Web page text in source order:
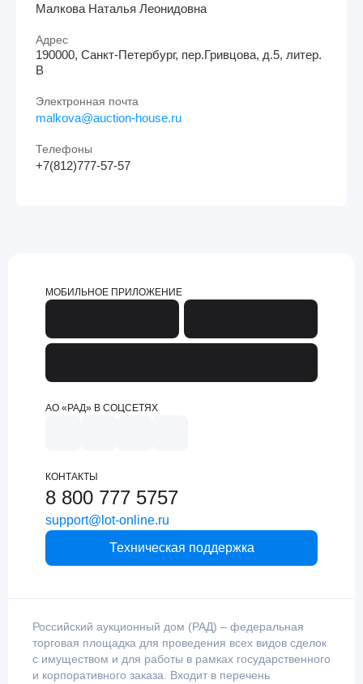
Малкова Наталья Леонидовна
Адрес
190000, Санкт-Петербург, пер.Гривцова, д.5, литер.
В
Электронная почта
malkova@auction-house.ru
Телефоны
+7(812)777-57-57
МОБИЛЬНОЕ ПРИЛОЖЕНИЕ
АО «РАД» В СОЦСЕТЯХ
КОНТАКТЫ
8 800 777 5757
support@lot-online.ru
Техническая поддержка
Российский аукционный дом (РАД) – федеральная
торговая площадка для проведения всех видов сделок
с имуществом и для работы в рамках государственного
и корпоративного заказа. Входит в перечень